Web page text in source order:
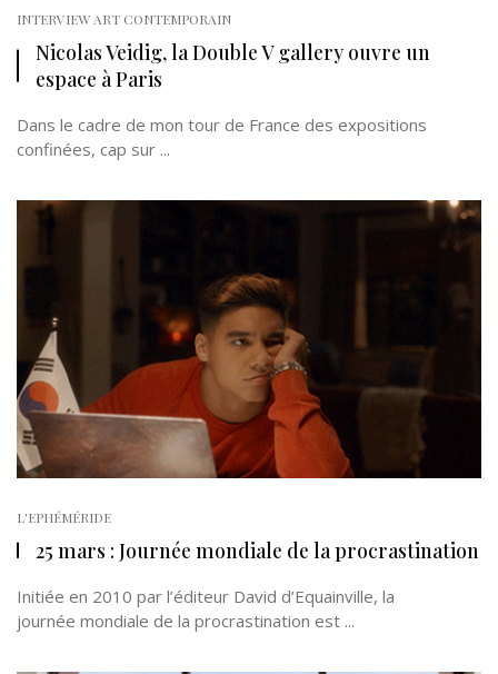
INTERVIEW ART CONTEMPORAIN
Nicolas Veidig, la Double V gallery ouvre un
espace à Paris
Dans le cadre de mon tour de France des expositions
confinées, cap sur ...
L'EPHÉMÉRIDE
25 mars : Journée mondiale de la procrastination
Initiée en 2010 par l’éditeur David d’Equainville, la
journée mondiale de la procrastination est ...